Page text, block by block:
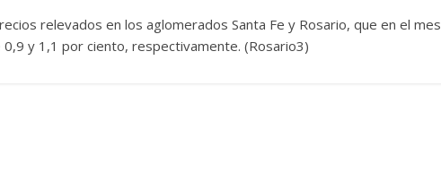
relevados en los aglomerados Santa Fe y Rosario, que en el mes
y 1,1 por ciento, respectivamente. (Rosario3)